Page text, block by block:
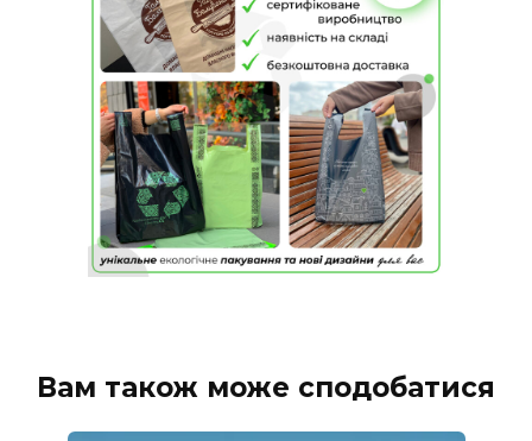
Вам також може сподобатися